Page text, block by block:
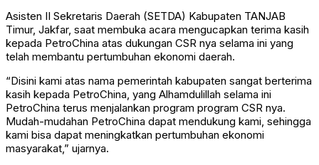
Asisten II Sekretaris Daerah (SETDA) Kabupaten TANJAB
Timur, Jakfar, saat membuka acara mengucapkan terima kasih
kepada PetroChina atas dukungan CSR nya selama ini yang
telah membantu pertumbuhan ekonomi daerah.
“Disini kami atas nama pemerintah kabupaten sangat berterima
kasih kepada PetroChina, yang Alhamdulillah selama ini
PetroChina terus menjalankan program program CSR nya.
Mudah-mudahan PetroChina dapat mendukung kami, sehingga
kami bisa dapat meningkatkan pertumbuhan ekonomi
masyarakat,” ujarnya.